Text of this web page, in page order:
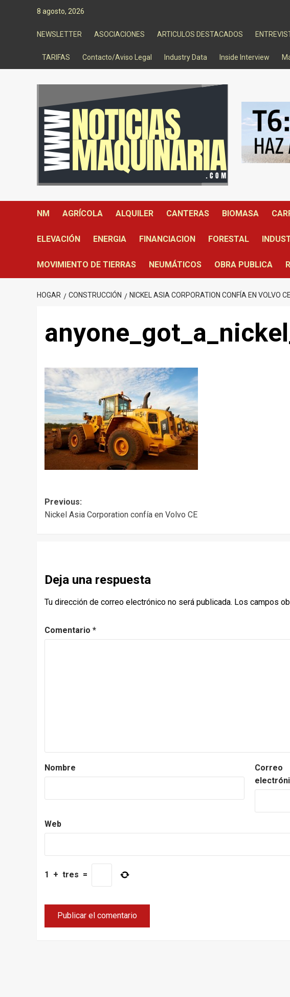
8 agosto, 2026
NEWSLETTER ASOCIACIONES ARTICULOS DESTACADOS
TARIFAS Contacto/Aviso Legal Industry Data Inside Interview
NM AGRÍCOLA ALQUILER CANTERAS BIOMASA
ELEVACIÓN ENERGIA FINANCIACION FORESTAL
MOVIMIENTO DE TIERRAS NEUMÁTICOS OBRA PUBLICA
HOGAR CONSTRUCCIÓN NICKEL ASIA CORPORATION CONFÍA EN VOLVO CE
Post
navigation
Previous:
Nickel Asia Corporation confía en Volvo CE
Deja una respuesta
Tu dirección de correo electrónico no será publicada. Los campos
Comentario *
Nombre
Correo
Web
1 + tres =